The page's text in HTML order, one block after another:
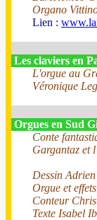
Organo
Lien :
Les claviers en
L'orgue au
Véronique
Orgues en Sud
Conte
Gargantaz et
Dessin
Orgue et
Conteur
Texte Isabel